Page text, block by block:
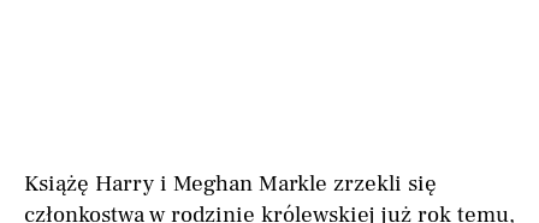
Książę Harry i Meghan Markle zrzekli się
członkostwa w rodzinie królewskiej już rok temu,